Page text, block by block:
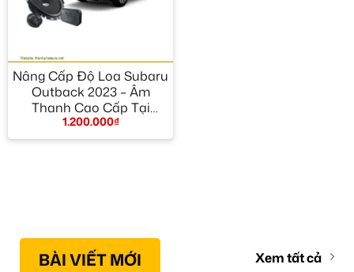
Nâng Cấp Độ Loa Subaru
Outback 2023 – Âm
Thanh Cao Cấp Tại
TPHCM
1.200.000₫
BÀI VIẾT MỚI Xem tất cả